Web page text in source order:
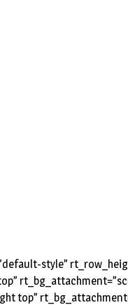
style”
top”